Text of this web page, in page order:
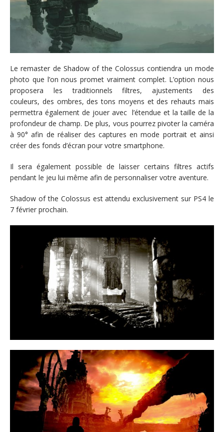
Le remaster de Shadow of the Colossus contiendra un mode
photo que l’on nous promet vraiment complet. L’option nous
proposera les traditionnels filtres, ajustements des
couleurs, des ombres, des tons moyens et des rehauts mais
permettra également de jouer avec l’étendue et la taille de la
profondeur de champ. De plus, vous pourrez pivoter la caméra
à 90° afin de réaliser des captures en mode portrait et ainsi
créer des fonds d’écran pour votre smartphone.
Il sera également possible de laisser certains filtres actifs
pendant le jeu lui même afin de personnaliser votre aventure.
Shadow of the Colossus est attendu exclusivement sur PS4 le
7 février prochain.